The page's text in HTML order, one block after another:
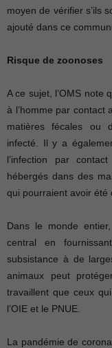
moyen de vérifier s’ils
ajouté dans ce
Risque de zoonoses
A ce sujet, l’OMS note
à l’homme par contact
matières fécales ou
infecté. Il y a
l’infection par
hébergés dans des
qui pourraient avoir été
Dans le monde
central en
subsistance à de
animaux peut
travaillent que ceux
l’OIE et le PNUE.
La pandémie de